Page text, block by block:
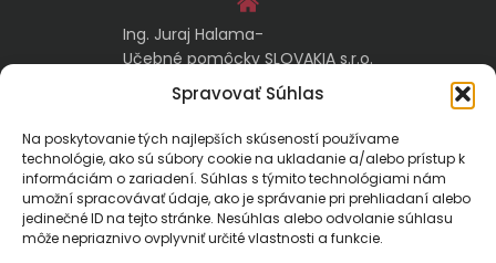
Spravovať Súhlas
Na poskytovanie tých najlepších skúseností používame
technológie, ako sú súbory cookie na ukladanie a/alebo prístup k
informáciám o zariadení. Súhlas s týmito technológiami nám
umožní spracovávať údaje, ako je správanie pri prehliadaní alebo
jedinečné ID na tejto stránke. Nesúhlas alebo odvolanie súhlasu
môže nepriaznivo ovplyvniť určité vlastnosti a funkcie.
Ing. Juraj Halama-
Učebné pomôcky SLOVAKIA s.r.o.
Malachovská 17/A
974 05 Banská Bystrica
kontakt@ucebnepomockyslovakia.sk
0917 797 357, 048/410 18 88